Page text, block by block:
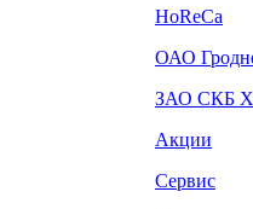
HoReCa
ОАО
ЗАО СКБ
Акции
Сервис